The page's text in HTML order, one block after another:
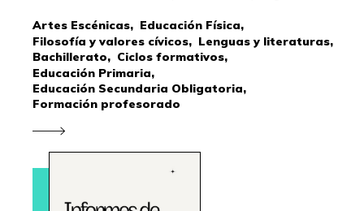
Artes Escénicas, Educación Física,
Filosofía y valores cívicos, Lenguas y literaturas,
Bachillerato, Ciclos formativos,
Educación Primaria,
Educación Secundaria Obligatoria,
Formación profesorado